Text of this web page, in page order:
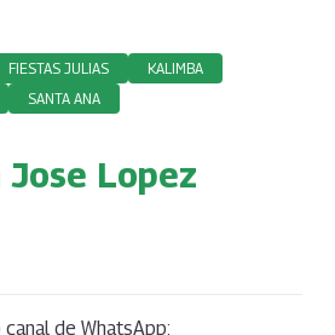
FIESTAS JULIAS
KALIMBA
SANTA ANA
Jose Lopez
de WhatsApp: